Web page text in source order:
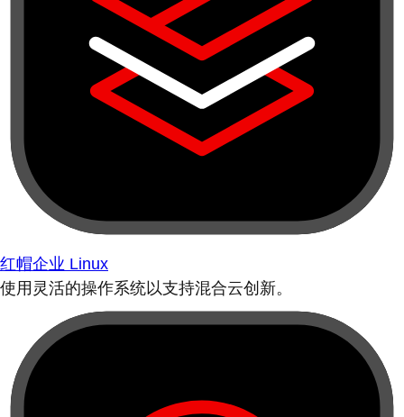
红帽企业 Linux
使用灵活的操作系统以支持混合云创新。